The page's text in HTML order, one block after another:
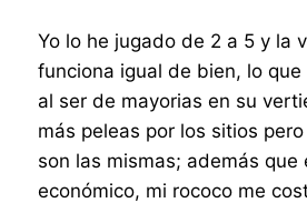
Yo lo he jugado de 2 a 5 y la
funciona igual de bien, lo
al ser de mayorias en su
más peleas por los sitios
son las mismas; además que
económico, mi rococo me